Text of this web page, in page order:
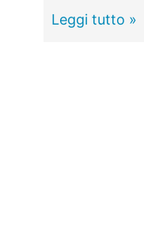
GUIDONIA
Leggi tutto »